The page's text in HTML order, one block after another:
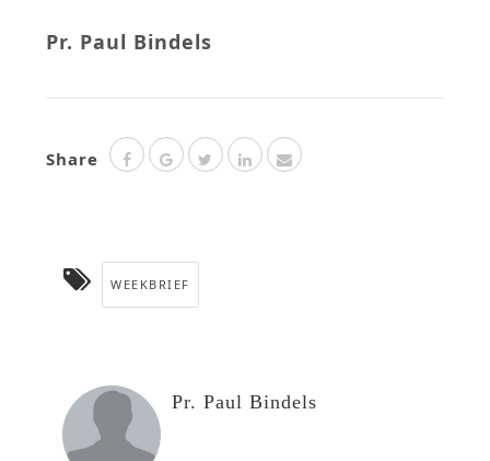
Pr. Paul Bindels
Share
WEEKBRIEF
Pr. Paul Bindels